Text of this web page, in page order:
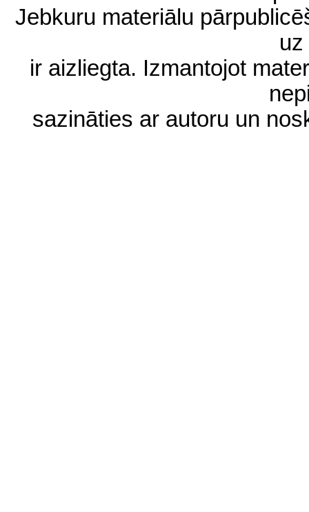
Jebkuru materiālu
ir aizliegta. Izmantojot
sazināties ar autoru un